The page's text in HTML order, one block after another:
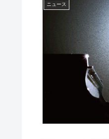
ニュース